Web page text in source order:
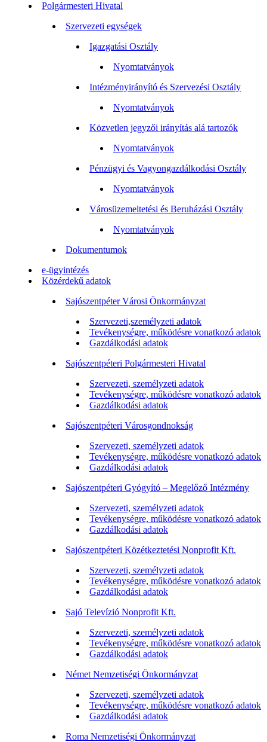
Polgármesteri Hivatal
Szervezeti egységek
Igazgatási Osztály
Nyomtatványok
Intézményirányító és Szervezési Osztály
Nyomtatványok
Közvetlen jegyzői irányítás alá tartozók
Nyomtatványok
Pénzügyi és Vagyongazdálkodási Osztály
Nyomtatványok
Városüzemeltetési és Beruházási Osztály
Nyomtatványok
Dokumentumok
e-ügyintézés
Közérdekű adatok
Sajószentpéter Városi Önkormányzat
Szervezeti,személyzeti adatok
Tevékenységre, működésre vonatkozó adatok
Gazdálkodási adatok
Sajószentpéteri Polgármesteri Hivatal
Szervezeti, személyzeti adatok
Tevékenységre, működésre vonatkozó adatok
Gazdálkodási adatok
Sajószentpéteri Városgondnokság
Szervezeti, személyzeti adatok
Tevékenységre, működésre vonatkozó adatok
Gazdálkodási adatok
Sajószentpéteri Gyógyító – Megelőző Intézmény
Szervezeti, személyzeti adatok
Tevékenységre, működésre vonatkozó adatok
Gazdálkodási adatok
Sajószentpéteri Közétkeztetési Nonprofit Kft.
Szervezeti, személyzeti adatok
Tevékenységre, működésre vonatkozó adatok
Gazdálkodási adatok
Sajó Televízió Nonprofit Kft.
Szervezeti, személyzeti adatok
Tevékenységre, működésre vonatkozó adatok
Gazdálkodási adatok
Német Nemzetiségi Önkormányzat
Szervezeti, személyzeti adatok
Tevékenységre, működésre vonatkozó adatok
Gazdálkodási adatok
Roma Nemzetiségi Önkormányzat